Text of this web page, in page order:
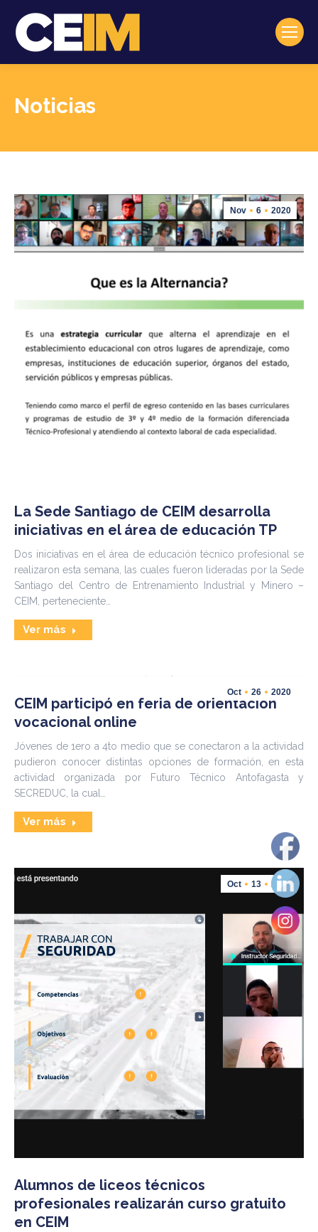
Noticias
Nov 6 2020
La Sede Santiago de CEIM desarrolla
iniciativas en el área de educación TP
Dos iniciativas en el área de educación técnico profesional se
realizaron esta semana, las cuales fueron lideradas por la Sede
Santiago del Centro de Entrenamiento Industrial y Minero –
CEIM, perteneciente…
Ver más
Oct 26 2020
CEIM participó en feria de orientación
vocacional online
Jóvenes de 1ero a 4to medio que se conectaron a la actividad
pudieron conocer distintas opciones de formación, en esta
actividad organizada por Futuro Técnico Antofagasta y
SECREDUC, la cual…
Ver más
Oct 13 2020
Alumnos de liceos técnicos
profesionales realizarán curso gratuito
en CEIM